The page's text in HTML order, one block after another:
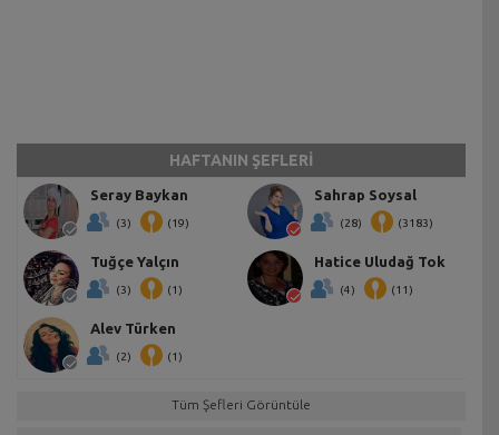
HAFTANIN ŞEFLERİ
Seray Baykan
(3) (19)
Sahrap Soysal
(28) (3183)
Tuğçe Yalçın
(3) (1)
Hatice Uludağ Tok
(4) (11)
Alev Türken
(2) (1)
Tüm Şefleri Görüntüle